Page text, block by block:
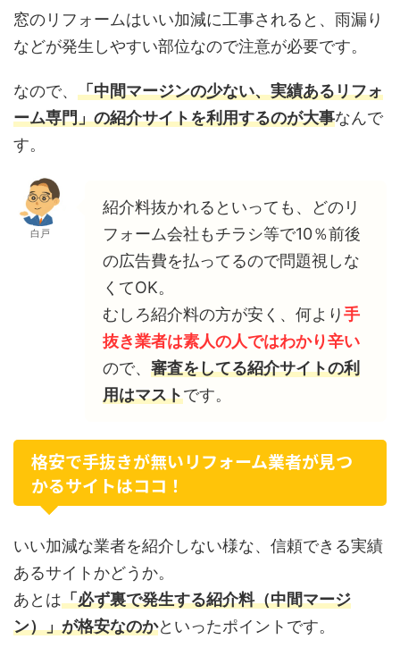
窓のリフォームはいい加減に工事されると、雨漏り
などが発生しやすい部位なので注意が必要です。
なので、 「中間マージンの少ない、実績あるリフォ
ーム専門」の紹介サイトを利用するのが大事なんで
す。
白戸
紹介料抜かれるといっても、どのリ
フォーム会社もチラシ等で10％前後
の広告費を払ってるので問題視しな
くてOK。
むしろ紹介料の方が安く、何より手
抜き業者は素人の人ではわかり辛い
ので、 審査をしてる紹介サイトの利
用はマストです。
格安で手抜きが無いリフォーム業者が見つ
かるサイトはココ！
いい加減な業者を紹介しない様な、信頼できる実績
あるサイトかどうか。
あとは「必ず裏で発生する紹介料（中間マージ
ン）」が格安なのかといったポイントです。